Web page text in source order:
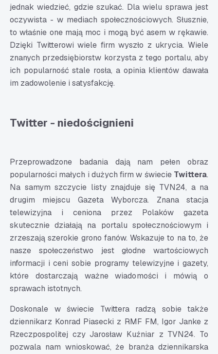
jednak wiedzieć, gdzie szukać. Dla wielu sprawa jest
oczywista - w mediach społecznościowych. Słusznie,
to właśnie one mają moc i mogą być asem w rękawie.
Dzięki Twitterowi wiele firm wyszło z ukrycia. Wiele
znanych przedsiębiorstw korzysta z tego portalu, aby
ich popularność stale rosła, a opinia klientów dawała
im zadowolenie i satysfakcję.
Twitter - niedoścignieni
Przeprowadzone badania dają nam pełen obraz
popularności małych i dużych firm w świecie Twittera.
Na samym szczycie listy znajduje się TVN24, a na
drugim miejscu Gazeta Wyborcza. Znana stacja
telewizyjna i ceniona przez Polaków gazeta
skutecznie działają na portalu społecznościowym i
zrzeszają szerokie grono fanów. Wskazuje to na to, że
nasze społeczeństwo jest głodne wartościowych
informacji i ceni sobie programy telewizyjne i gazety,
które dostarczają ważne wiadomości i mówią o
sprawach istotnych.
Doskonale w świecie Twittera radzą sobie także
dziennikarz Konrad Piasecki z RMF FM, Igor Janke z
Rzeczpospolitej czy Jarosław Kuźniar z TVN24. To
pozwala nam wnioskować, że branża dziennikarska